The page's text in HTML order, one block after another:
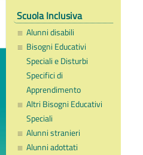
Scuola Inclusiva
Alunni disabili
Bisogni Educativi
Speciali e Disturbi
Specifici di
Apprendimento
Altri Bisogni Educativi
Speciali
Alunni stranieri
Alunni adottati